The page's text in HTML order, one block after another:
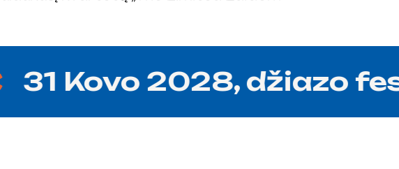
Kovo 2028, džiazo